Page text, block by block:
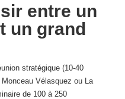
entre un
un grand
stratégique (10-40
Vélasquez ou La
de 100 à 250